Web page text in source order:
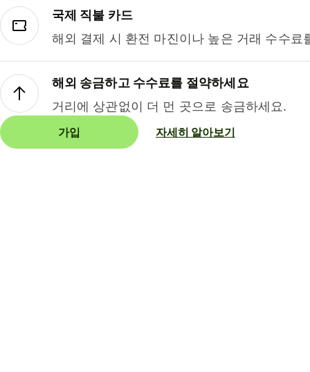
국제 직불 카드
해외 결제 시 환전 마진이나 높은 거래 수수료
해외 송금하고 수수료를 절약하세요
거리에 상관없이 더 먼 곳으로 송금하세요.
가입 자세히 알아보기